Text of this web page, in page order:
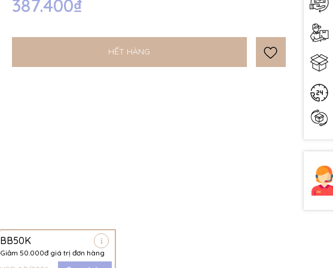
387.400₫
HẾT HÀNG
BB50K
Giảm 50.000đ giá trị đơn hàng